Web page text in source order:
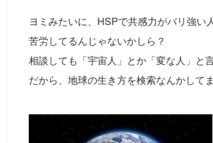
ヨミみたいに、HSPで共感力がバリ強い
苦労してるんじゃないかしら？
相談しても「宇宙人」とか「変な人」と
だから、地球の生き方を検索なんかして